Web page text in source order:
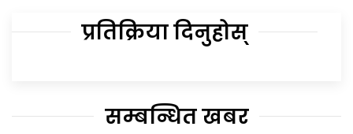
प्रतिक्रिया दिनुहोस्
सम्बन्धित खबर